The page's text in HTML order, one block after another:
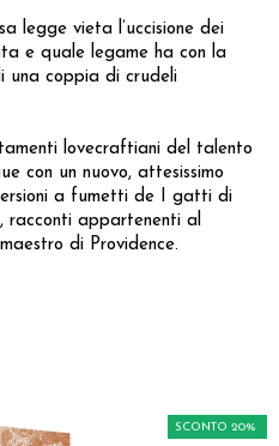
legge vieta l’uccisione dei
e quale legame ha con la
una coppia di crudeli
lovecraftiani del talento
con un nuovo, attesissimo
a fumetti de I gatti di
racconti appartenenti al
di Providence.
SCONTO 20%